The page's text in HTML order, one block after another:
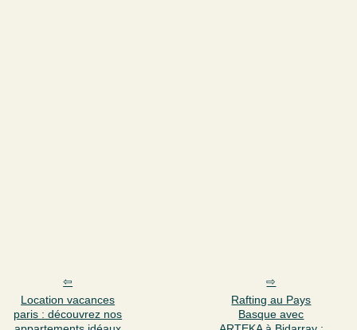
Location vacances
paris : découvrez nos
Rafting au Pays
Basque avec